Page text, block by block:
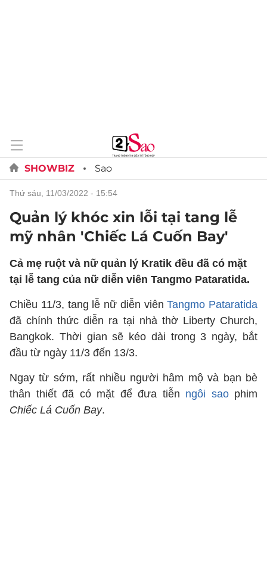
SHOWBIZ Sao
thứ sáu, 11/03/2022 - 15:54
Quản lý khóc xin lỗi tại tang lễ
mỹ nhân 'Chiếc Lá Cuốn Bay'
Cả mẹ ruột và nữ quản lý Kratik đều đã có mặt
tại lễ tang của nữ diễn viên Tangmo Pataratida.
Chiều 11/3, tang lễ nữ diễn viênTangmo Pataratida
đã chính thức diễn ra tại nhà thờ Liberty Church,
Bangkok. Thời gian sẽ kéo dài trong 3 ngày, bắt
đầu từ ngày 11/3 đến 13/3.
Ngay từ sớm, rất nhiều người hâm mộ và bạn bè
thân thiết đã có mặt để đưa tiễn ngôi saophim
Chiếc Lá Cuốn Bay.